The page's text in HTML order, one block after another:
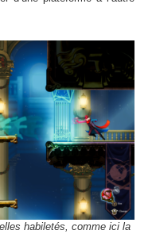
habiletés, comme ici la